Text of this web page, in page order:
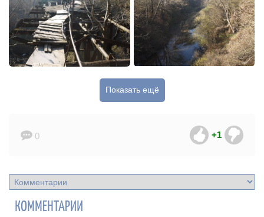
Показать ещё
0 +1
КОММЕНТАРИИ